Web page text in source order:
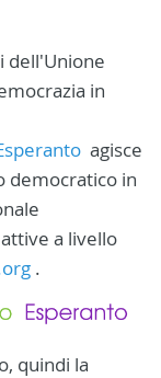
dell'Unione
in
agisce
democratico in
a livello
.
quindi la